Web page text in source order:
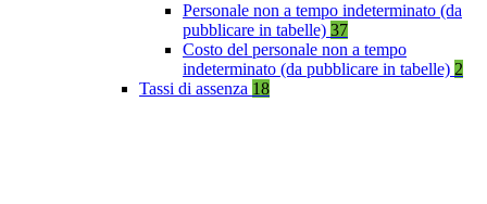
Personale non a tempo indeterminato (da
pubblicare in tabelle) 37
Costo del personale non a tempo
indeterminato (da pubblicare in tabelle) 2
Tassi di assenza 18